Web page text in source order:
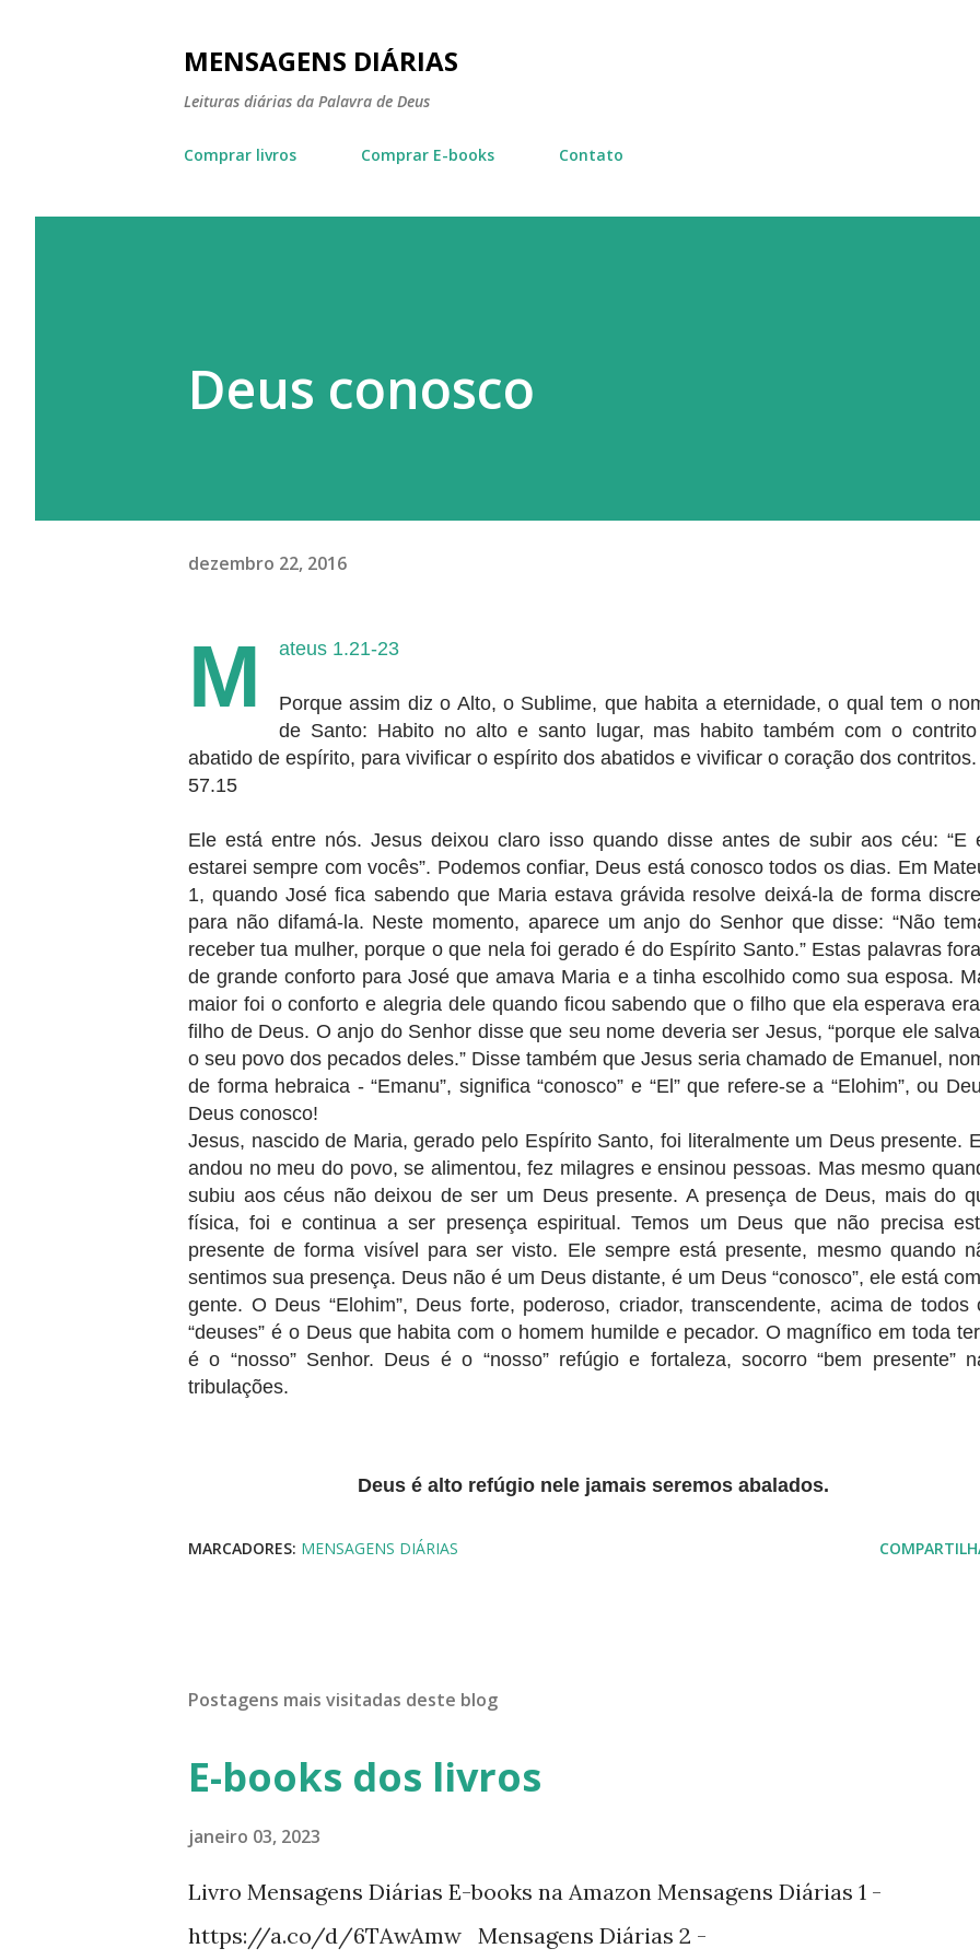
MENSAGENS DIÁRIAS
Leituras diárias da Palavra de Deus
Comprar livros Comprar E-books Contato
Deus conosco
dezembro 22, 2016
M ateus 1.21-23
Porque assim diz o Alto, o Sublime, que habita a eternidade, o qual tem o
de Santo: Habito no alto e santo lugar, mas habito também com o
abatido de espírito, para vivificar o espírito dos abatidos e vivificar o coração dos
57.15
Ele está entre nós. Jesus deixou claro isso quando disse antes de subir aos céu: “E
estarei sempre com vocês”. Podemos confiar, Deus está conosco todos os dias. Em
1, quando José fica sabendo que Maria estava grávida resolve deixá-la de forma
para não difamá-la. Neste momento, aparece um anjo do Senhor que disse: “Não
receber tua mulher, porque o que nela foi gerado é do Espírito Santo.” Estas palavras
de grande conforto para José que amava Maria e a tinha escolhido como sua esposa.
maior foi o conforto e alegria dele quando ficou sabendo que o filho que ela esperava
filho de Deus. O anjo do Senhor disse que seu nome deveria ser Jesus, “porque ele
o seu povo dos pecados deles.” Disse também que Jesus seria chamado de Emanuel,
de forma hebraica - “Emanu”, significa “conosco” e “El” que refere-se a “Elohim”, ou
Deus conosco!
Jesus, nascido de Maria, gerado pelo Espírito Santo, foi literalmente um Deus presente.
andou no meu do povo, se alimentou, fez milagres e ensinou pessoas. Mas mesmo
subiu aos céus não deixou de ser um Deus presente. A presença de Deus, mais do
física, foi e continua a ser presença espiritual. Temos um Deus que não precisa
presente de forma visível para ser visto. Ele sempre está presente, mesmo quando
sentimos sua presença. Deus não é um Deus distante, é um Deus “conosco”, ele está
gente. O Deus “Elohim”, Deus forte, poderoso, criador, transcendente, acima de todos
“deuses” é o Deus que habita com o homem humilde e pecador. O magnífico em toda
é o “nosso” Senhor. Deus é o “nosso” refúgio e fortaleza, socorro “bem presente”
tribulações.
Deus é alto refúgio nele jamais seremos abalados.
MARCADORES: MENSAGENS DIÁRIAS
Postagens mais visitadas deste blog
E-books dos livros
janeiro 03, 2023
Livro Mensagens Diárias E-books na Amazon Mensagens Diárias 1 -
https://a.co/d/6TAwAmw Mensagens Diárias 2 -